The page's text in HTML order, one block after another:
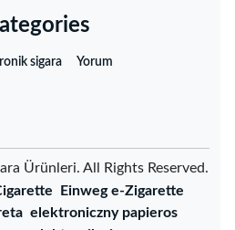
sigara Yorum
Ürünleri‌. All Rights Reserved.
Einweg e-Zigarette
elektroniczny papieros